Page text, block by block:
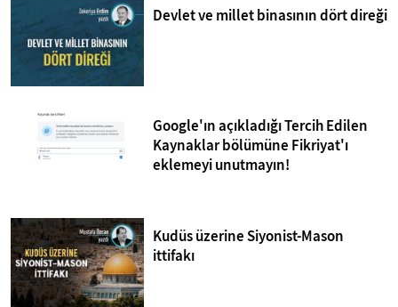
Devlet ve millet binasının dört direği
Google'ın açıkladığı Tercih Edilen
Kaynaklar bölümüne Fikriyat'ı
eklemeyi unutmayın!
Kudüs üzerine Siyonist-Mason
ittifakı